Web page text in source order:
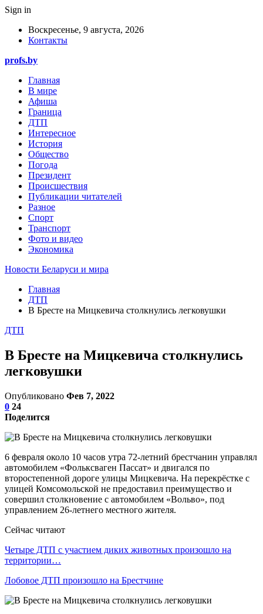
Sign in
Воскресенье, 9 августа, 2026
Контакты
profs.by
Главная
В мире
Афиша
Граница
ДТП
Интересное
История
Общество
Погода
Президент
Происшествия
Публикации читателей
Разное
Спорт
Транспорт
Фото и видео
Экономика
Новости Беларуси и мира
Главная
ДТП
В Бресте на Мицкевича столкнулись легковушки
ДТП
В Бресте на Мицкевича столкнулись
легковушки
Опубликовано Фев 7, 2022
0 24
Поделится
6 февраля около 10 часов утра 72-летний брестчанин управлял
автомобилем «Фольксваген Пассат» и двигался по
второстепенной дороге улицы Мицкевича. На перекрёстке с
улицей Комсомольской не предоставил преимущество и
совершил столкновение с автомобилем «Вольво», под
управлением 26-летнего местного жителя.
Сейчас читают
Четыре ДТП с участием диких животных произошло на
территории…
Лобовое ДТП произошло на Брестчине